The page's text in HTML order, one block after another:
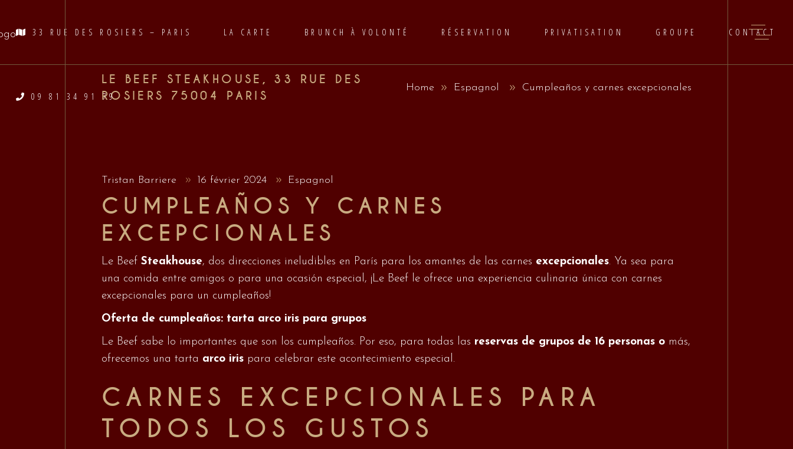
33 RUE DES ROSIERS – PARIS LA CARTE BRUNCH À VOLONTÉ RÉSERVATION PRIVATISATION GROUPE CONTACT
09 81 34 91 79
LE BEEF STEAKHOUSE, 33 RUE DES
ROSIERS 75004 PARIS
Home Espagnol Cumpleaños y carnes excepcionales
Tristan Barriere 16 février 2024 Espagnol
CUMPLEAÑOS Y CARNES
EXCEPCIONALES
Le Beef Steakhouse, dos direcciones ineludibles en París para los amantes de las carnes excepcionales. Ya sea para
una comida entre amigos o para una ocasión especial, ¡Le Beef le ofrece una experiencia culinaria única con carnes
excepcionales para un cumpleaños!
Oferta de cumpleaños: tarta arco iris para grupos
Le Beef sabe lo importantes que son los cumpleaños. Por eso, para todas las reservas de grupos de 16 personas o más,
ofrecemos una tarta arco iris para celebrar este acontecimiento especial.
CARNES EXCEPCIONALES PARA
TODOS LOS GUSTOS